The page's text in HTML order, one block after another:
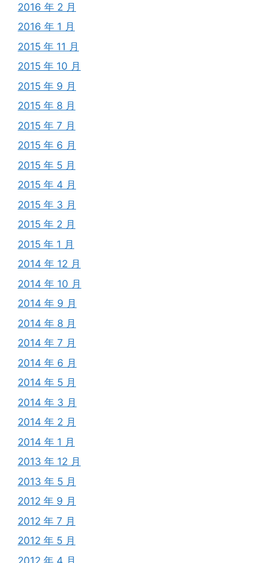
2016 年 2 月
2016 年 1 月
2015 年 11 月
2015 年 10 月
2015 年 9 月
2015 年 8 月
2015 年 7 月
2015 年 6 月
2015 年 5 月
2015 年 4 月
2015 年 3 月
2015 年 2 月
2015 年 1 月
2014 年 12 月
2014 年 10 月
2014 年 9 月
2014 年 8 月
2014 年 7 月
2014 年 6 月
2014 年 5 月
2014 年 3 月
2014 年 2 月
2014 年 1 月
2013 年 12 月
2013 年 5 月
2012 年 9 月
2012 年 7 月
2012 年 5 月
2012 年 4 月